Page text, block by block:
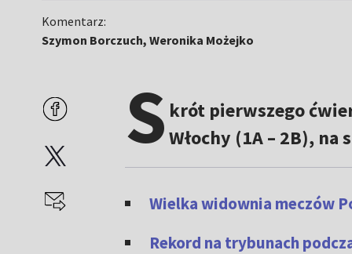
Komentarz:
Szymon Borczuch, Weronika Możejko
S krót pierwszego
Włochy (1A – 2B),
Wielka widownia meczów
Rekord na trybunach